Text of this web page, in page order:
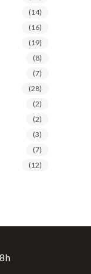
(14)
(16)
(19)
(8)
(7)
(28)
(2)
(2)
(3)
(7)
(12)